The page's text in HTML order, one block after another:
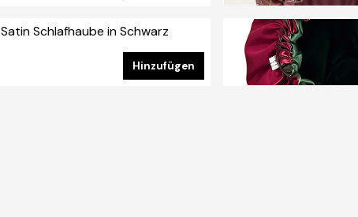
Satin Schlafhaube in Schwarz
Hinzufügen